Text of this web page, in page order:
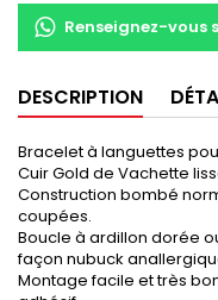
Renseignez-vous
DESCRIPTION
Bracelet à languettes
Cuir Gold de Vachette
Construction bombé
coupées.
Boucle à ardillon dorée
façon nubuck
Montage facile et très